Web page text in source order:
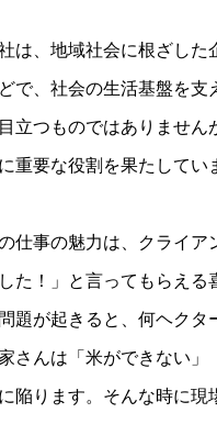
は、地域社会に根ざした
で、社会の生活基盤を支
立つものではありません
重要な役割を果たしてい
仕事の魅力は、クライア
た！」と言ってもらえる
題が起きると、何ヘクタ
さんは「米ができない」
陥ります。そんな時に現